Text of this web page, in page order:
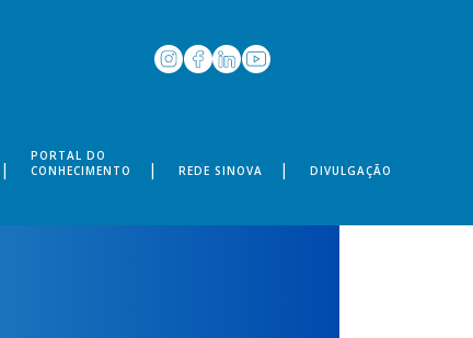
PORTAL DO
CONHECIMENTO
REDE SINOVA DIVULGAÇÃO